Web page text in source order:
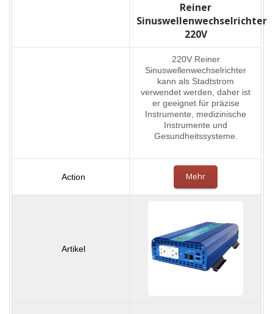
Reiner
Sinuswellenwechselrichter
220V
220V Reiner
Sinuswellenwechselrichter
kann als Stadtstrom
verwendet werden, daher ist
er geeignet für präzise
Instrumente, medizinische
Instrumente und
Gesundheitssysteme.
Mehr